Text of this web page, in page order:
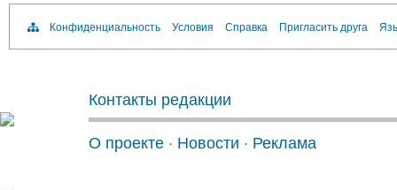
Конфиденциальность Условия Справка Пригласить друга
Контакты редакции
О проекте · Новости · Реклама